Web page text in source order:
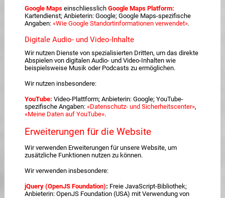
Google Mapseinschliesslich Google Maps Platform:
Kartendienst; Anbieterin: Google; Google Maps-spezifische
Angaben: «Wie Google Standortinformationen verwendet».
Digitale Audio- und Video-Inhalte
Wir nutzen Dienste von spezialisierten Dritten, um das direkte
Abspielen von digitalen Audio- und Video-Inhalten wie
beispielsweise Musik oder Podcasts zu ermöglichen.
Wir nutzen insbesondere:
YouTube: Video-Plattform; Anbieterin: Google; YouTube-
spezifische Angaben: «Datenschutz- und Sicherheitscenter»,
«Meine Daten auf YouTube».
Erweiterungen für die Website
Wir verwenden Erweiterungen für unsere Website, um
zusätzliche Funktionen nutzen zu können.
Wir verwenden insbesondere:
jQuery (OpenJS Foundation): Freie JavaScript-Bibliothek;
Anbieterin: OpenJS Foundation (USA) mit Verwendung von